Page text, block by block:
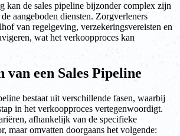
kan de sales pipeline bijzonder complex zijn
aangeboden diensten. Zorgverleners
van regelgeving, verzekeringsvereisten en
wat het verkoopproces kan
van een Sales Pipeline
bestaat uit verschillende fasen, waarbij
in het verkoopproces vertegenwoordigt.
afhankelijk van de specifieke
maar omvatten doorgaans het volgende: